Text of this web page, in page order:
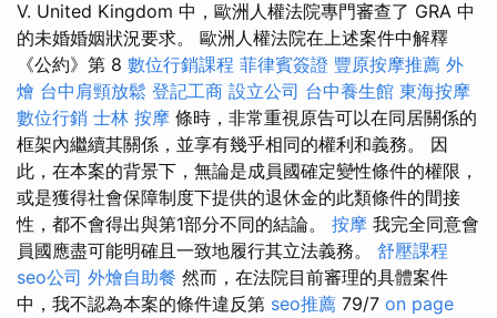
V. United Kingdom 中，歐洲人權法院專門審查了 GRA 中
的未婚婚姻狀況要求。 歐洲人權法院在上述案件中解釋
《公約》第 8 數位行銷課程 菲律賓簽證 豐原按摩推薦 外
燴 台中肩頸放鬆 登記工商 設立公司 台中養生館 東海按摩
數位行銷 士林 按摩 條時，非常重視原告可以在同居關係的
框架內繼續其關係，並享有幾乎相同的權利和義務。 因
此，在本案的背景下，無論是成員國確定變性條件的權限，
或是獲得社會保障制度下提供的退休金的此類條件的間接
性，都不會得出與第1部分不同的結論。 按摩 我完全同意會
員國應盡可能明確且一致地履行其立法義務。 舒壓課程
seo公司 外燴自助餐 然而，在法院目前審理的具體案件
中，我不認為本案的條件違反第 seo推薦 79/7 on page